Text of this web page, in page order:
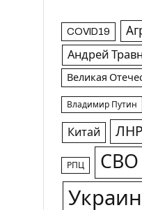
COVID19
Андрей
Великая
Владимир Путин
Китай ЛНР
РПЦ СВО